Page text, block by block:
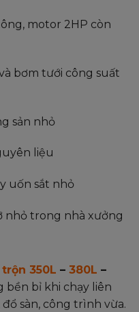
motor 2HP còn
bơm tưới công suất
sản nhỏ
liệu
uốn sắt nhỏ
nhỏ trong nhà xưởng
350L – 380L –
bền bỉ khi chạy liên
sàn, công trình vừa.